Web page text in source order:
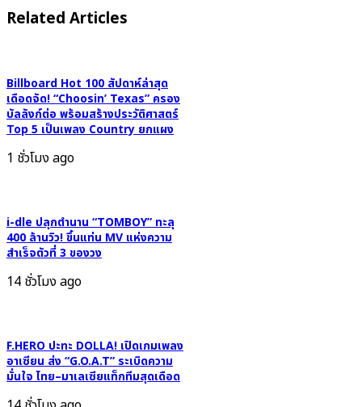
จะ
หรือ
เปล่า’
คำถาม
ที่
แทงใจ…
รู้
ว่า
คำ
ตอบ
คือ
เด
บิ
ด้วย
“ปลาย
ทาง
ว่าง
สุด
พีค
ดนตรี
สดใส
ฟัง
แล้ว
เจ็บ
แบบ
Related Articles
Billboard Hot 100 สัปดาห์ล่าสุด
เดือดจัด! “Choosin’ Texas” ครอง
บัลลังก์ต่อ พร้อมสร้างประวัติศาสตร์
Top 5 เป็นเพลง Country ยกแผง
1 ชั่วโมง ago
i-dle ปลุกตำนาน “TOMBOY” ทะลุ
400 ล้านวิว! ขึ้นแท่น MV แห่งความ
สำเร็จตัวที่ 3 ของวง
14 ชั่วโมง ago
F.HERO ปะทะ DOLLA! เปิดเกมเพลง
อาเซียน ส่ง “G.O.A.T” ระเบิดความ
มั่นใจ ไทย–มาเลเซียแท็กทีมสุดเดือด